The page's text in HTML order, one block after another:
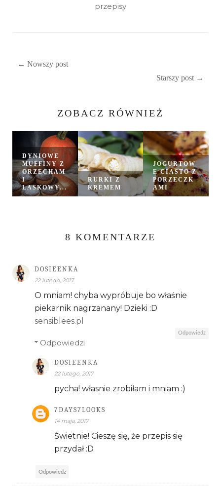
przepisy
← Nowszy post
Starszy post →
ZOBACZ RÓWNIEŻ
DYNIOWE
MUFFINY Z
ORZECHAM
I
LASKOWY...
RURKI Z
KREMEM
JOGURTOW
E CIASTO Z
PORZECZK
AMI
8 KOMENTARZE
DOSIEENKA
22 lutego, 2017
O mniam! chyba wypróbuje bo właśnie
piekarnik nagrzanany! Dzieki :D
sensiblees.pl
Odpowiedz
Odpowiedzi
DOSIEENKA
22 lutego, 2017
pycha! własnie zrobiłam i mniam :)
7DAYS7LOOKS
14 maja, 2017
Świetnie! Cieszę się, że przepis się
przydał :D
Odpowiedz